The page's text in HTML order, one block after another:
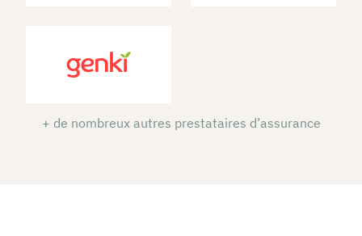
+ de nombreux autres prestataires d’assurance